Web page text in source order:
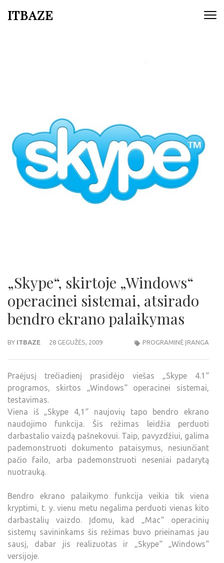
ITBAZE
„Skype“, skirtoje „Windows“
operacinei sistemai, atsirado
bendro ekrano palaikymas
BY ITBAZE 28 GEGUŽĖS, 2009 PROGRAMINĖ ĮRANGA
Praėjusį trečiadienį prasidėjo viešas „Skype 4.1“
programos, skirtos „Windows“ operacinei sistemai,
testavimas.
Viena iš „Skype 4,1“ naujovių tapo bendro ekrano
naudojimo funkcija. Šis režimas leidžia perduoti
darbastalio vaizdą pašnekovui. Taip, pavyzdžiui, galima
pademonstruoti dokumento pataisymus, nesiunčiant
pačio failo, arba pademonstruoti neseniai padarytą
nuotrauką.
Bendro ekrano palaikymo funkcija veikia tik viena
kryptimi, t. y. vienu metu negalima perduoti vienas kito
darbastalių vaizdo. Įdomu, kad „Mac“ operacinių
sistemų savininkams šis režimas buvo prieinamas jau
sausį, dabar jis realizuotas ir „Skype“ „Windows“
versijoje.